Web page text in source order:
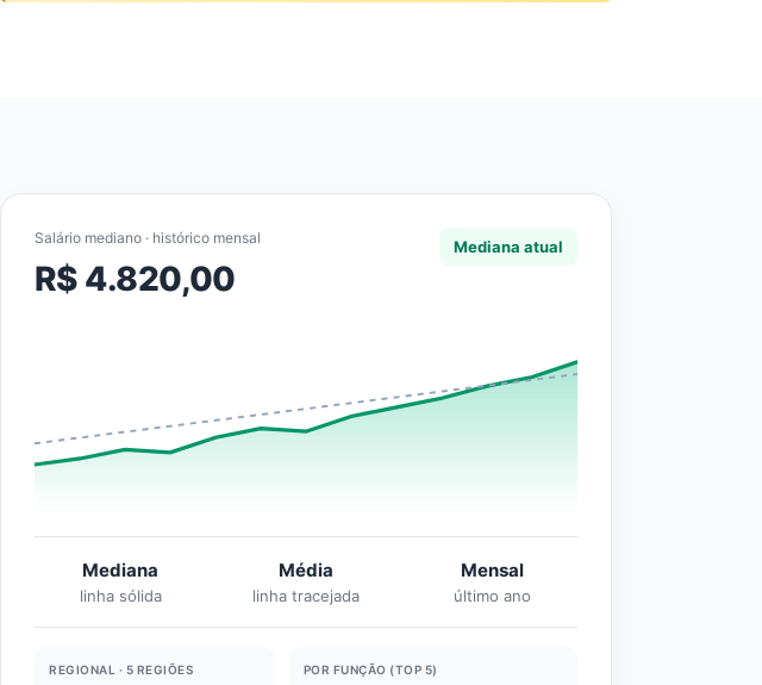
Salário mediano · histórico mensal
R$ 4.820,00
Mediana atual
Mediana
linha sólida
Média
linha tracejada
Mensal
último ano
REGIONAL · 5 REGIÕES POR FUNÇÃO (TOP 5)